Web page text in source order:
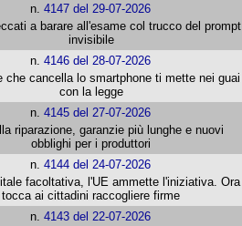
n.4147 del 29-07-2026
a barare all'esame col trucco del prompt
invisibile
n.4146 del 28-07-2026
che cancella lo smartphone ti mette nei guai
con la legge
n.4145 del 27-07-2026
riparazione, garanzie più lunghe e nuovi
obblighi per i produttori
n.4144 del 24-07-2026
facoltativa, l'UE ammette l'iniziativa. Ora
tocca ai cittadini raccogliere firme
n.4143 del 22-07-2026